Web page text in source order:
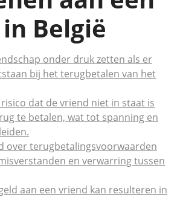
België
onder druk zetten als er
bij het terugbetalen van het
dat de vriend niet in staat is
te betalen, wat tot spanning en
over terugbetalingsvoorwaarden
en verwarring tussen
aan een vriend kan resulteren in